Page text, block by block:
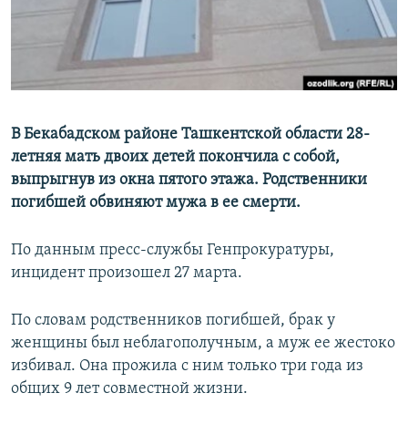
В Бекабадском районе Ташкентской области 28-
летняя мать двоих детей покончила с собой,
выпрыгнув из окна пятого этажа. Родственники
погибшей обвиняют мужа в ее смерти.
По данным пресс-службы Генпрокуратуры,
инцидент произошел 27 марта.
По словам родственников погибшей, брак у
женщины был неблагополучным, а муж ее жестоко
избивал. Она прожила с ним только три года из
общих 9 лет совместной жизни.